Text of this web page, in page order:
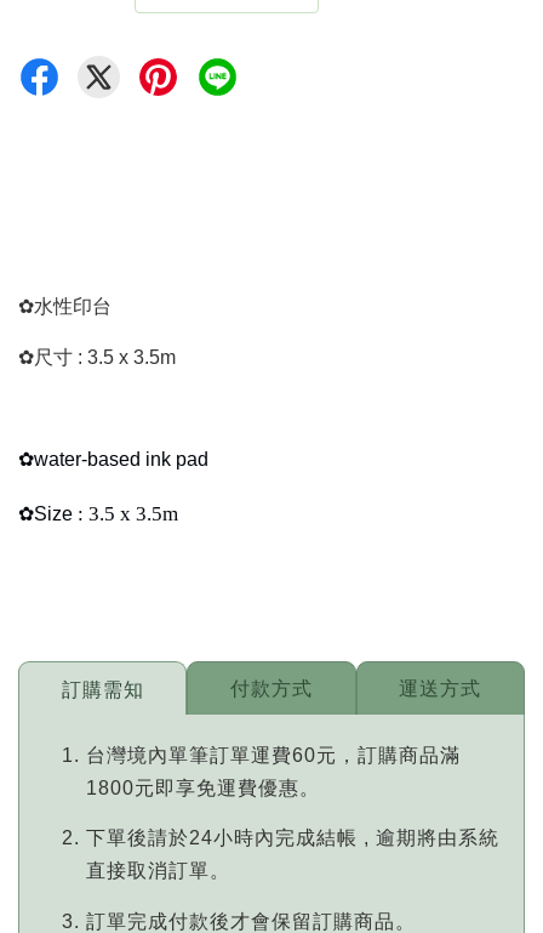
✿水性印台
✿尺寸 : 3.5 x 3.5m
✿water-based ink pad
✿Size : 3.5 x 3.5m
訂購需知
台灣境內單筆訂單運費60元，訂購商品滿
1800元即享免運費優惠。
下單後請於24小時內完成結帳 , 逾期將由系統
直接取消訂單。
訂單完成付款後才會保留訂購商品。
付款方式 運送方式